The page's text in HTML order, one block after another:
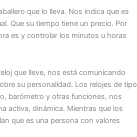
que lo lleva. Nos indica que es
Que su tiempo tiene un precio. Por
es y controlar los minutos u horas
que lleve, nos está comunicando
su personalidad. Los relojes de tipo
barómetro y otras funciones, nos
activa, dinámica. Mientras que los
que es una persona con valores